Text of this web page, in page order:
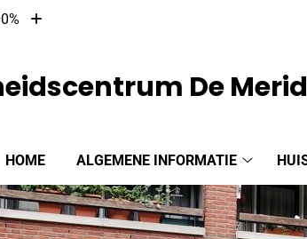
Tekst
10%
HOME
ALGEMENE INFORMATIE
informatie
submenu
De